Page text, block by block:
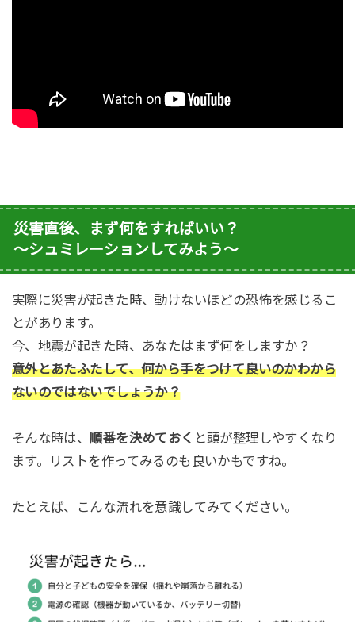
災害直後、まず何をすればいい？
〜シュミレーションしてみよう〜
実際に災害が起きた時、動けないほどの恐怖を感じるこ
とがあります。
今、地震が起きた時、あなたはまず何をしますか？
意外とあたふたして、何から手をつけて良いのかわから
ないのではないでしょうか？
そんな時は、順番を決めておく と頭が整理しやすくなり
ます。リストを作ってみるのも良いかもですね。
たとえば、こんな流れを意識してみてください。